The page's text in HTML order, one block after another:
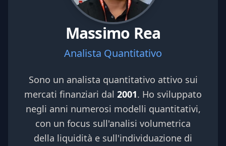
Massimo Rea
Analista Quantitativo
Sono un analista quantitativo attivo sui
mercati finanziari dal 2001. Ho sviluppato
negli anni numerosi modelli quantitativi,
con un focus sull'analisi volumetrica
della liquidità e sull'individuazione di